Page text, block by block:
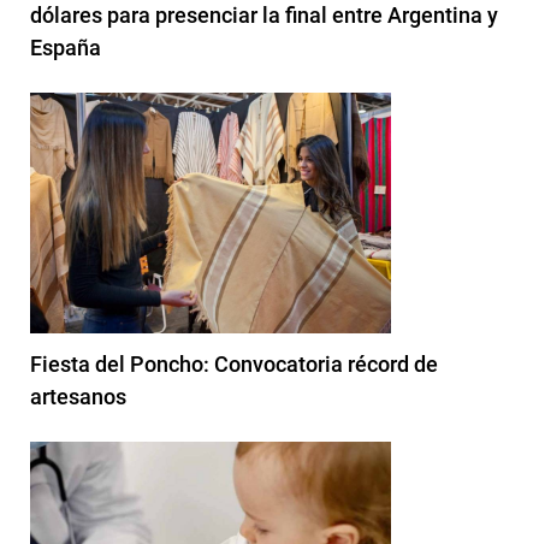
dólares para presenciar la final entre Argentina y
España
Fiesta del Poncho: Convocatoria récord de
artesanos